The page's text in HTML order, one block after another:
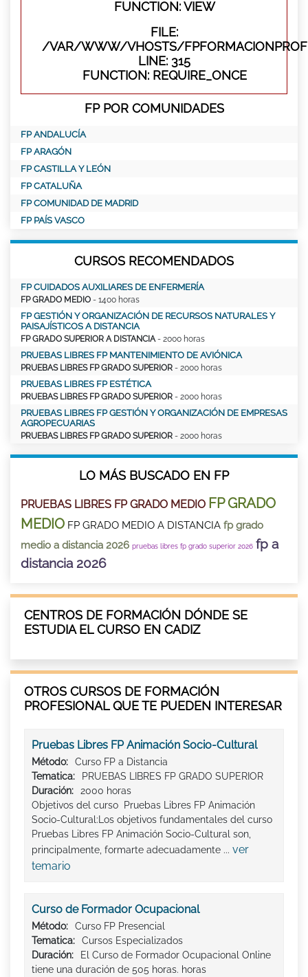
FUNCTION: VIEW
FILE:
/VAR/WWW/VHOSTS/
LINE: 315
FUNCTION: REQUIRE_ONCE
FP POR COMUNIDADES
FP ANDALUCÍA
FP ARAGÓN
FP CASTILLA Y LEÓN
FP CATALUÑA
FP COMUNIDAD DE MADRID
FP PAÍS VASCO
CURSOS RECOMENDADOS
FP CUIDADOS AUXILIARES DE ENFERMERÍA
FP GRADO MEDIO - 1400 horas
FP GESTIÓN Y ORGANIZACIÓN DE RECURSOS NATURALES Y
PAISAJÍSTICOS A DISTANCIA
FP GRADO SUPERIOR A DISTANCIA - 2000 horas
PRUEBAS LIBRES FP MANTENIMIENTO DE AVIÓNICA
PRUEBAS LIBRES FP GRADO SUPERIOR - 2000 horas
PRUEBAS LIBRES FP ESTÉTICA
PRUEBAS LIBRES FP GRADO SUPERIOR - 2000 horas
PRUEBAS LIBRES FP GESTIÓN Y ORGANIZACIÓN DE EMPRESAS
AGROPECUARIAS
PRUEBAS LIBRES FP GRADO SUPERIOR - 2000 horas
LO MÁS BUSCADO EN FP
PRUEBAS LIBRES FP GRADO MEDIO FP GRADO
MEDIO FP GRADO MEDIO A DISTANCIA fp grado
medio a distancia 2026 pruebas libres fp grado superior 2026 fp a
distancia 2026
CENTROS DE FORMACIÓN DÓNDE SE
ESTUDIA EL CURSO EN CADIZ
OTROS CURSOS DE FORMACIÓN
PROFESIONAL QUE TE PUEDEN INTERESAR
Pruebas Libres FP Animación Socio-Cultural
Método:
Curso FP a Distancia
Tematica:
PRUEBAS LIBRES FP GRADO SUPERIOR
Duración:
2000 horas
Objetivos del curso Pruebas Libres FP Animación
Socio-Cultural:Los objetivos fundamentales del curso
Pruebas Libres FP Animación Socio-Cultural son,
principalmente, formarte adecuadamente ... ver
temario
Curso de Formador Ocupacional
Método:
Curso FP Presencial
Tematica:
Cursos Especializados
Duración:
El Curso de Formador Ocupacional Online
tiene una duración de 505 horas. horas